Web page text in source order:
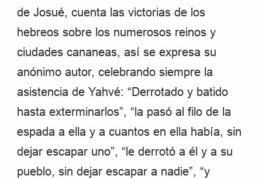
de Josué, cuenta las victorias de los
hebreos sobre los numerosos reinos y
ciudades cananeas, así se expresa su
anónimo autor, celebrando siempre la
asistencia de Yahvé: “Derrotado y batido
hasta exterminarlos”, “la pasó al filo de la
espada a ella y a cuantos en ella había, sin
dejar escapar uno”, “le derrotó a él y a su
pueblo, sin dejar escapar a nadie”, “y